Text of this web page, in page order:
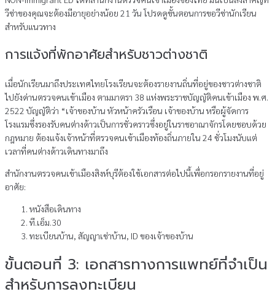
วีซ่าของคุณจะต้องมีอายุอย่างน้อย 21 วัน โปรดดูขั้นตอนการขอวีซ่านักเรียน
สําหรับแนวทาง
การแจ้งที่พักอาศัยสําหรับชาวต่างชาติ
เมื่อนักเรียนมาถึงประเทศไทยโรงเรียนจะต้องรายงานถิ่นที่อยู่ของชาวต่างชาติ
ไปยังด่านตรวจคนเข้าเมือง ตามมาตรา 38 แห่งพระราชบัญญัติคนเข้าเมือง พ.ศ.
2522 บัญญัติว่า “เจ้าของบ้าน หัวหน้าครัวเรือน เจ้าของบ้าน หรือผู้จัดการ
โรงแรมซึ่งรองรับคนต่างด้าวเป็นการชั่วคราวซึ่งอยู่ในราชอาณาจักรโดยชอบด้วย
กฎหมาย ต้องแจ้งเจ้าหน้าที่ตรวจคนเข้าเมืองท้องถิ่นภายใน 24 ชั่วโมงนับแต่
เวลาที่คนต่างด้าวเดินทางมาถึง
สํานักงานตรวจคนเข้าเมืองสิงห์บุรีต้องใช้เอกสารต่อไปนี้เพื่อกรอกรายงานที่อยู่
อาศัย:
หนังสือเดินทาง
ที.เอ็ม.30
ทะเบียนบ้าน, สัญญาเช่าบ้าน, ID ของเจ้าของบ้าน
ขั้นตอนที่ 3: เอกสารทางการแพทย์ที่จําเป็น
สําหรับการลงทะเบียน